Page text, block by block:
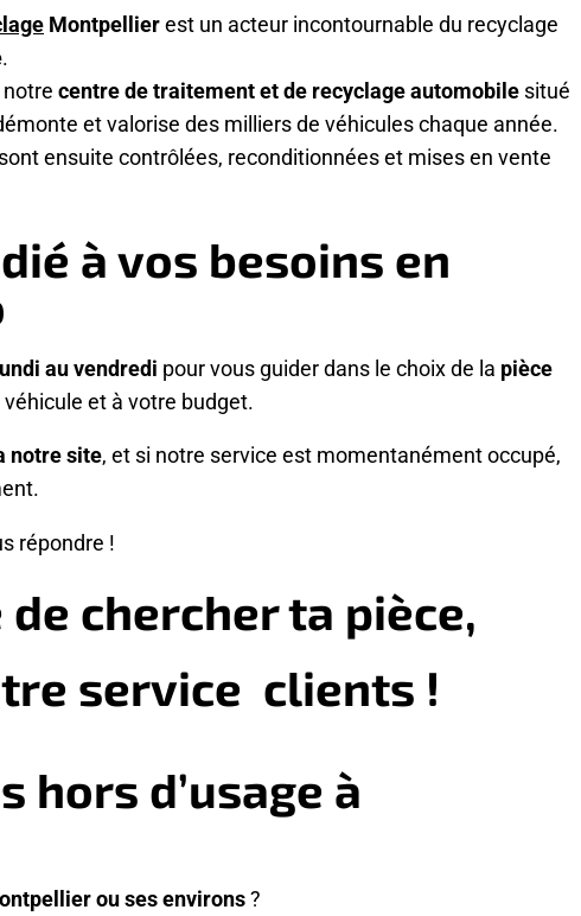
Montpellierest un acteur incontournable du recyclage
.
centre de traitement et de recyclage automobile situé
et valorise des milliers de véhicules chaque année.
ensuite contrôlées, reconditionnées et mises en vente
à vos besoins en
au vendredi pour vous guider dans le choix de la pièce
et à votre budget.
notre site, et si notre service est momentanément occupé,
répondre !
chercher ta pièce,
service clients !
hors d’usage à
ou ses environs?